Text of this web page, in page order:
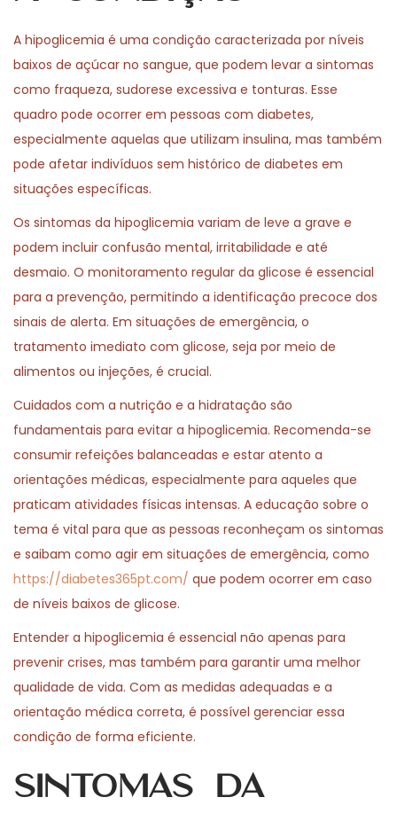
0
A hipoglicemia é uma condição caracterizada por níveis
baixos de açúcar no sangue, que podem levar a sintomas
como fraqueza, sudorese excessiva e tonturas. Esse
quadro pode ocorrer em pessoas com diabetes,
especialmente aquelas que utilizam insulina, mas também
pode afetar indivíduos sem histórico de diabetes em
situações específicas.
Os sintomas da hipoglicemia variam de leve a grave e
podem incluir confusão mental, irritabilidade e até
desmaio. O monitoramento regular da glicose é essencial
para a prevenção, permitindo a identificação precoce dos
sinais de alerta. Em situações de emergência, o
tratamento imediato com glicose, seja por meio de
alimentos ou injeções, é crucial.
Cuidados com a nutrição e a hidratação são
fundamentais para evitar a hipoglicemia. Recomenda-se
consumir refeições balanceadas e estar atento a
orientações médicas, especialmente para aqueles que
praticam atividades físicas intensas. A educação sobre o
tema é vital para que as pessoas reconheçam os sintomas
e saibam como agir em situações de emergência, como
https://diabetes365pt.com/ que podem ocorrer em caso
de níveis baixos de glicose.
Entender a hipoglicemia é essencial não apenas para
prevenir crises, mas também para garantir uma melhor
qualidade de vida. Com as medidas adequadas e a
orientação médica correta, é possível gerenciar essa
condição de forma eficiente.
Sintomas da